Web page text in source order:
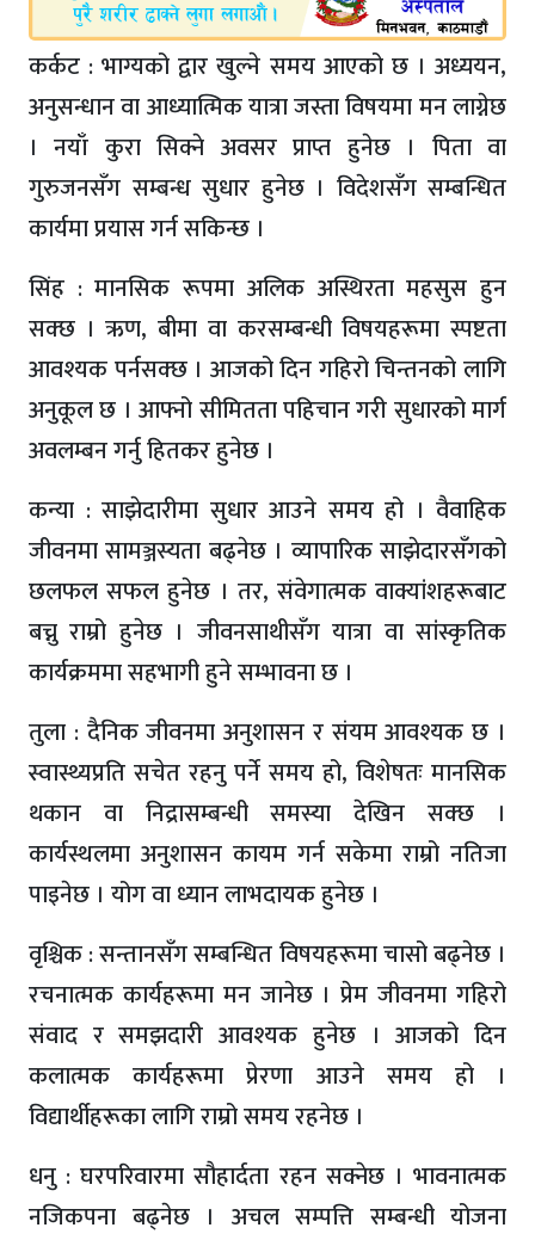
कर्कट : भाग्यको द्वार खुल्ने समय आएको छ । अध्ययन,
अनुसन्धान वा आध्यात्मिक यात्रा जस्ता विषयमा मन लाग्नेछ
। नयाँ कुरा सिक्ने अवसर प्राप्त हुनेछ । पिता वा
गुरुजनसँग सम्बन्ध सुधार हुनेछ । विदेशसँग सम्बन्धित
कार्यमा प्रयास गर्न सकिन्छ ।
सिंह : मानसिक रूपमा अलिक अस्थिरता महसुस हुन
सक्छ । ऋण, बीमा वा करसम्बन्धी विषयहरूमा स्पष्टता
आवश्यक पर्नसक्छ । आजको दिन गहिरो चिन्तनको लागि
अनुकूल छ । आफ्नो सीमितता पहिचान गरी सुधारको मार्ग
अवलम्बन गर्नु हितकर हुनेछ ।
कन्या : साझेदारीमा सुधार आउने समय हो । वैवाहिक
जीवनमा सामञ्जस्यता बढ्नेछ । व्यापारिक साझेदारसँगको
छलफल सफल हुनेछ । तर, संवेगात्मक वाक्यांशहरूबाट
बच्नु राम्रो हुनेछ । जीवनसाथीसँग यात्रा वा सांस्कृतिक
कार्यक्रममा सहभागी हुने सम्भावना छ ।
तुला : दैनिक जीवनमा अनुशासन र संयम आवश्यक छ ।
स्वास्थ्यप्रति सचेत रहनु पर्ने समय हो, विशेषतः मानसिक
थकान वा निद्रासम्बन्धी समस्या देखिन सक्छ ।
कार्यस्थलमा अनुशासन कायम गर्न सकेमा राम्रो नतिजा
पाइनेछ । योग वा ध्यान लाभदायक हुनेछ ।
वृश्चिक : सन्तानसँग सम्बन्धित विषयहरूमा चासो बढ्नेछ ।
रचनात्मक कार्यहरूमा मन जानेछ । प्रेम जीवनमा गहिरो
संवाद र समझदारी आवश्यक हुनेछ । आजको दिन
कलात्मक कार्यहरूमा प्रेरणा आउने समय हो ।
विद्यार्थीहरूका लागि राम्रो समय रहनेछ ।
धनु : घरपरिवारमा सौहार्दता रहन सक्नेछ । भावनात्मक
नजिकपना बढ्नेछ । अचल सम्पत्ति सम्बन्धी योजना